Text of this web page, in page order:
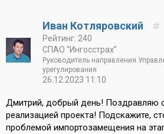
Иван Котляровский
Рейтинг: 240
СПАО “Ингосстрах”
Руководитель направления
урегулирования
26.12.2023 11:10
Дмитрий, добрый день! Поздравляю
реализацией проекта! Подскажите,
проблемой импортозамещения на